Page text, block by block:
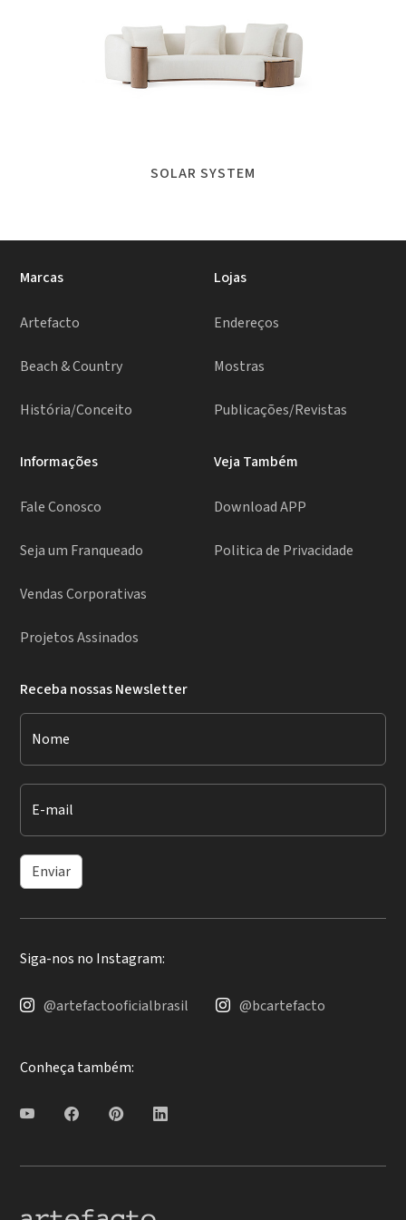
SOLAR SYSTEM
Marcas
Artefacto
Beach & Country
História/Conceito
Lojas
Endereços
Mostras
Publicações/Revistas
Informações
Fale Conosco
Seja um Franqueado
Vendas Corporativas
Projetos Assinados
Veja Também
Download APP
Politica de Privacidade
Receba nossas Newsletter
Nome
E-mail
Enviar
Siga-nos no Instagram:
@artefactooficialbrasil @bcartefacto
Conheça também: